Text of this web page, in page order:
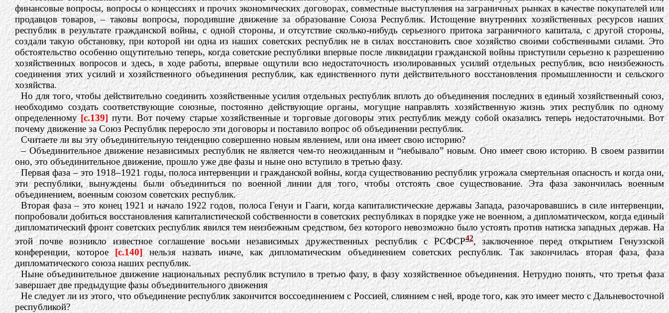
финансовые вопросы, вопросы о концессиях и прочих экономических договорах, совместные выступления на заграничных рынках в качестве покупателей или
продавцов товаров, – таковы вопросы, породившие движение за образование Союза Республик. Истощение внутренних хозяйственных ресурсов наших
республик в результате гражданской войны, с одной стороны, и отсутствие сколько-нибудь серьезного притока заграничного капитала, с другой стороны,
создали такую обстановку, при которой ни одна из наших советских республик не в силах восстановить свое хозяйство своими собственными силами. Это
обстоятельство особенно ощутительно теперь, когда советские республики впервые после ликвидации гражданской войны приступили серьезно к разрешению
хозяйственных вопросов и здесь, в ходе работы, впервые ощутили всю недостаточность изолированных усилий отдельных республик, всю неизбежность
соединения этих усилий и хозяйственного объединения республик, как единственного пути действительного восстановления промышленности и сельского
хозяйства.
Но для того, чтобы действительно соединить хозяйственные усилия отдельных республик вплоть до объединения последних в единый хозяйственный союз,
необходимо создать соответствующие союзные, постоянно действующие органы, могущие направлять хозяйственную жизнь этих республик по одному
определенному[c.139] пути. Вот почему старые хозяйственные и торговые договоры этих республик между собой оказались теперь недостаточными. Вот
почему движение за Союз Республик переросло эти договоры и поставило вопрос об объединении республик.
Считаете ли вы эту объединительную тенденцию совершенно новым явлением, или она имеет свою историю?
– Объединительное движение независимых республик не является чем-то неожиданным и “небывало” новым. Оно имеет свою историю. В своем развитии
оно, это объединительное движение, прошло уже две фазы и ныне оно вступило в третью фазу.
Первая фаза – это 1918–1921 годы, полоса интервенции и гражданской войны, когда существованию республик угрожала смертельная опасность и когда они,
эти республики, вынуждены были объединиться по военной линии для того, чтобы отстоять свое существование. Эта фаза закончилась военным
объединением, военным союзом советских республик.
Вторая фаза – это конец 1921 и начало 1922 годов, полоса Генуи и Гааги, когда капиталистические державы Запада, разочаровавшись в силе интервенции,
попробовали добиться восстановления капиталистической собственности в советских республиках в порядке уже не военном, а дипломатическом, когда единый
дипломатический фронт советских республик явился тем неизбежным средством, без которого невозможно было устоять против натиска западных держав. На
этой почве возникло известное соглашение восьми независимых дружественных республик с РСФСР42, заключенное перед открытием Генуэзской
конференции, которое[c.140]
нельзя назвать иначе, как дипломатическим объединением советских республик. Так закончилась вторая фаза, фаза
дипломатического союза наших республик.
Ныне объединительное движение национальных республик вступило в третью фазу, в фазу хозяйственное объединения. Нетрудно понять, что третья фаза
завершает две предыдущие фазы объединительного движения
Не следует ли из этого, что объединение республик закончится воссоединением с Россией, слиянием с ней, вроде того, как это имеет место с Дальневосточной
республикой?